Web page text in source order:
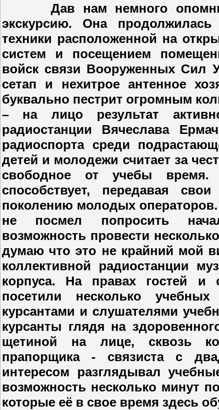
Дав нам немного
экскурсию. Она
техники расположенной на
систем и посещением
войск связи Вооруженных Сил
сетап и нехитрое антенное
буквально пестрит огромным
– на лицо результат
радиостанции Вячеслава
радиоспорта среди
детей и молодежи считает за
свободное от учебы время.
способствует, передавая
поколению молодых
не посмел попросить
возможность провести
думаю что это не крайний мой
коллективной радиостанции
корпуса. На правах гостей и
посетили несколько
курсантами и слушателями
курсанты глядя на
щетиной на лице, сквозь
прапорщика - связиста с
интересом разглядывал
возможность несколько минут
которые её в свое время здесь